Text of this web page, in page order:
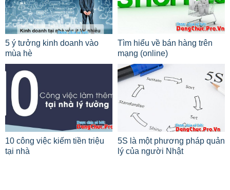
5 ý tưởng kinh doanh vào
mùa hè
Tìm hiểu về bán hàng trên
mạng (online)
10 công việc kiếm tiền triệu
tại nhà
5S là một phương pháp quản
lý của người Nhật